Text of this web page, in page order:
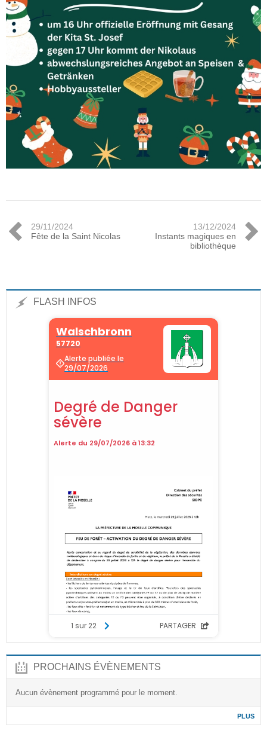
29/11/2024
Fête de la Saint Nicolas
13/12/2024
Instants magiques en
bibliothèque
FLASH INFOS
PROCHAINS ÉVÈNEMENTS
Aucun évènement programmé pour le moment.
PLUS